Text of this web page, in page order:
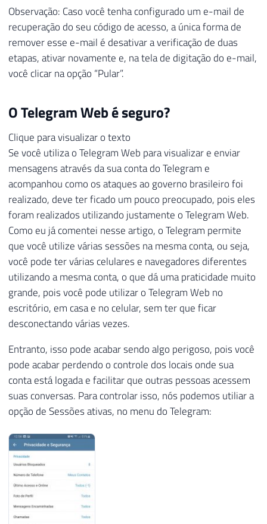
Observação: Caso você tenha configurado um e-mail de
recuperação do seu código de acesso, a única forma de
remover esse e-mail é desativar a verificação de duas
etapas, ativar novamente e, na tela de digitação do e-mail,
você clicar na opção “Pular”.
O Telegram Web é seguro?
Clique para visualizar o texto
Se você utiliza o Telegram Web para visualizar e enviar
mensagens através da sua conta do Telegram e
acompanhou como os ataques ao governo brasileiro foi
realizado, deve ter ficado um pouco preocupado, pois eles
foram realizados utilizando justamente o Telegram Web.
Como eu já comentei nesse artigo, o Telegram permite
que você utilize várias sessões na mesma conta, ou seja,
você pode ter várias celulares e navegadores diferentes
utilizando a mesma conta, o que dá uma praticidade muito
grande, pois você pode utilizar o Telegram Web no
escritório, em casa e no celular, sem ter que ficar
desconectando várias vezes.
Entranto, isso pode acabar sendo algo perigoso, pois você
pode acabar perdendo o controle dos locais onde sua
conta está logada e facilitar que outras pessoas acessem
suas conversas. Para controlar isso, nós podemos utiliar a
opção de Sessões ativas, no menu do Telegram: